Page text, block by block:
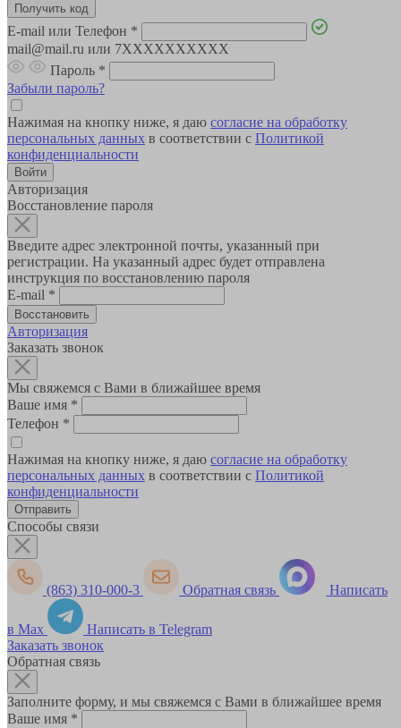
E-mail или Телефон *
mail@mail.ru или 7XXXXXXXXXX
Пароль *
Забыли пароль?
Нажимая на кнопку ниже, я даю согласие на обработку
персональных данных в соответствии с Политикой
конфиденциальности
Авторизация
Восстановление пароля
Введите адрес электронной почты, указанный при
регистрации. На указанный адрес будет отправлена
инструкция по восстановлению пароля
E-mail *
Авторизация
Заказать звонок
Мы свяжемся с Вами в ближайшее время
Ваше имя *
Телефон *
Нажимая на кнопку ниже, я даю согласие на обработку
персональных данных в соответствии с Политикой
конфиденциальности
Способы связи
(863) 310-000-3 Обратная связь Написать
в Max
Написать в Telegram
Заказать звонок
Обратная связь
Заполните форму, и мы свяжемся с Вами в ближайшее время
Ваше имя *